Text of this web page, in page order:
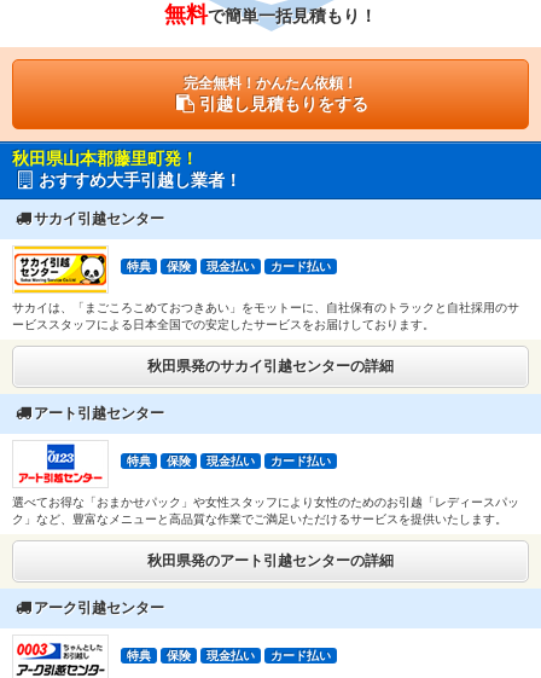
無料で簡単一括見積もり！
完全無料！かんたん依頼！
引越し見積もりをする
秋田県山本郡藤里町発！
おすすめ大手引越し業者！
サカイ引越センター
特典 保険 現金払い カード払い
サカイは、「まごころこめておつきあい」をモットーに、自社保有のトラックと自社採用のサ
ービススタッフによる日本全国での安定したサービスをお届けしております。
秋田県発のサカイ引越センターの詳細
アート引越センター
特典 保険 現金払い カード払い
選べてお得な「おまかせパック」や女性スタッフにより女性のためのお引越「レディースパッ
ク」など、豊富なメニューと高品質な作業でご満足いただけるサービスを提供いたします。
秋田県発のアート引越センターの詳細
アーク引越センター
特典 保険 現金払い カード払い